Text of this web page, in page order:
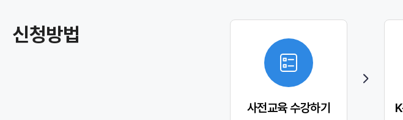
신청방법
사전교육 수강하기